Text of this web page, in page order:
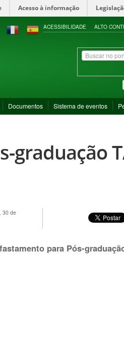
Acesso à informação
ACESSIBILIDADE ALTO
Documentos Sistema de eventos
graduação
30 de
para Pós-